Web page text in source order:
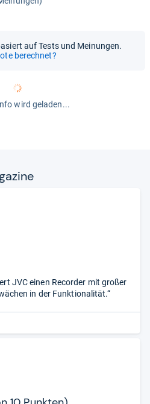
auf Tests und Meinungen.
berechnet?
wird geladen...
JVC einen Recorder mit großer
in der Funktionalität.“